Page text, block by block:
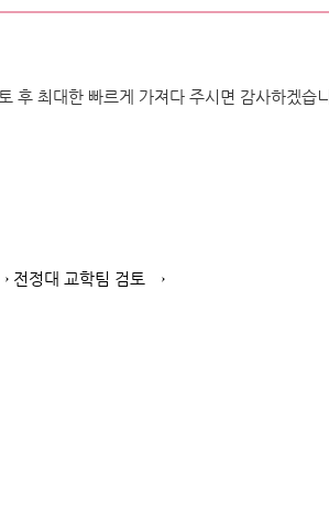
후 최대한 빠르게 가져다 주시면 감사하겠습니
→ 전정대 교학팀 검토 →